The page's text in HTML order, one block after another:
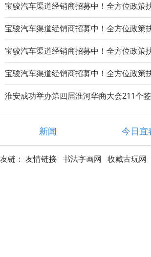
宝骏汽车渠道经销商招募中！全方位政策
宝骏汽车渠道经销商招募中！全方位政策
宝骏汽车渠道经销商招募中！全方位政策
宝骏汽车渠道经销商招募中！全方位政策
淮安成功举办第四届淮河华商大会211个
新闻 今日宜
友链： 友情链接 书法字画网 收藏古玩网